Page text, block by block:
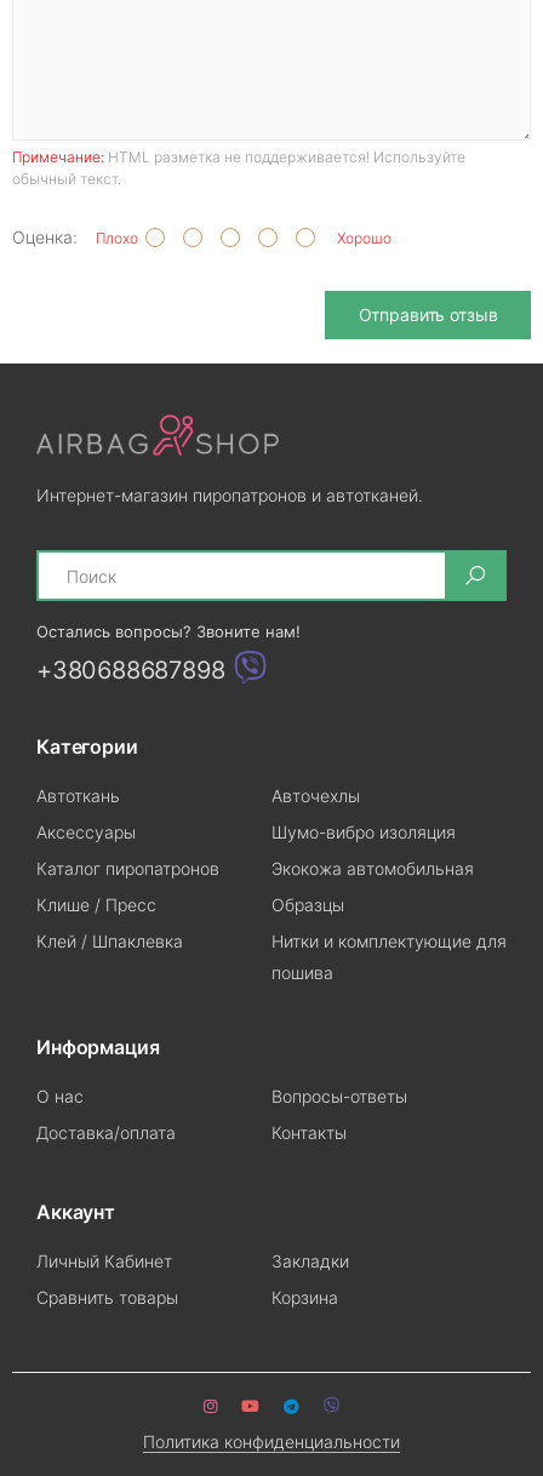
Примечание: HTML разметка не поддерживается! Используйте
обычный текст.
Оценка: Плохо Хорошо
Отправить отзыв
Интернет-магазин пиропатронов и автотканей.
Search
Остались вопросы? Звоните нам!
+380688687898
Категории
Автоткань
Авточехлы
Аксессуары
Шумо-вибро изоляция
Каталог пиропатронов
Экокожа автомобильная
Клише / Пресс
Образцы
Клей / Шпаклевка
Нитки и комплектующие для
пошива
Информация
О нас
Вопросы-ответы
Доставка/оплата
Контакты
Аккаунт
Личный Кабинет
Закладки
Сравнить товары
Корзина
Политика конфиденциальности